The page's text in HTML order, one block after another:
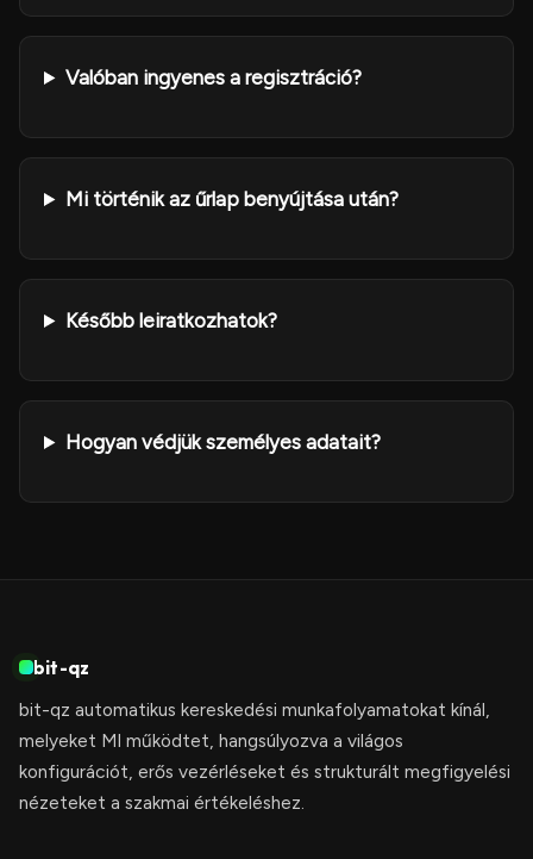
Valóban ingyenes a regisztráció?
Mi történik az űrlap benyújtása után?
Később leiratkozhatok?
Hogyan védjük személyes adatait?
bit-qz
bit-qz automatikus kereskedési munkafolyamatokat kínál,
melyeket MI működtet, hangsúlyozva a világos
konfigurációt, erős vezérléseket és strukturált megfigyelési
nézeteket a szakmai értékeléshez.